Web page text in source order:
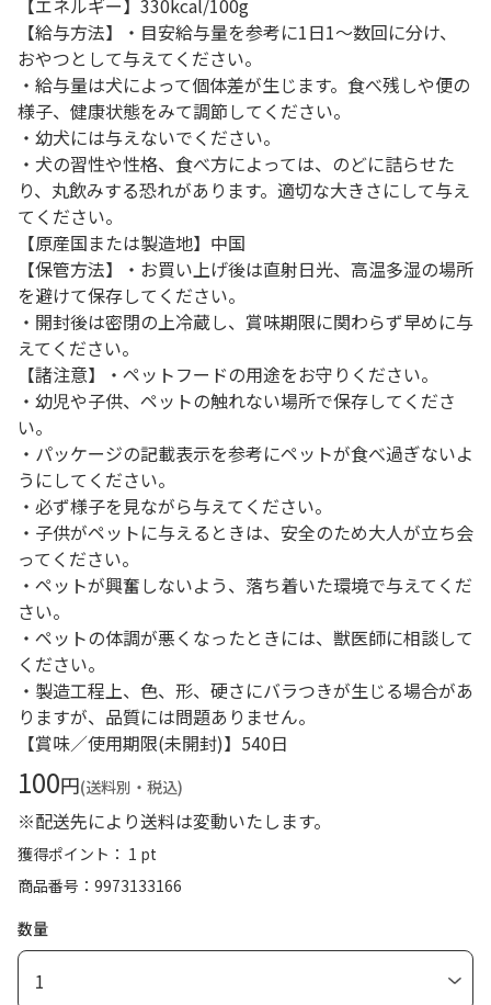
【エネルギー】330kcal/100g
【給与方法】・目安給与量を参考に1日1～数回に分け、
おやつとして与えてください。
・給与量は犬によって個体差が生じます。食べ残しや便の
様子、健康状態をみて調節してください。
・幼犬には与えないでください。
・犬の習性や性格、食べ方によっては、のどに詰らせた
り、丸飲みする恐れがあります。適切な大きさにして与え
てください。
【原産国または製造地】中国
【保管方法】・お買い上げ後は直射日光、高温多湿の場所
を避けて保存してください。
・開封後は密閉の上冷蔵し、賞味期限に関わらず早めに与
えてください。
【諸注意】・ペットフードの用途をお守りください。
・幼児や子供、ペットの触れない場所で保存してくださ
い。
・パッケージの記載表示を参考にペットが食べ過ぎないよ
うにしてください。
・必ず様子を見ながら与えてください。
・子供がペットに与えるときは、安全のため大人が立ち会
ってください。
・ペットが興奮しないよう、落ち着いた環境で与えてくだ
さい。
・ペットの体調が悪くなったときには、獣医師に相談して
ください。
・製造工程上、色、形、硬さにバラつきが生じる場合があ
りますが、品質には問題ありません。
【賞味／使用期限(未開封)】540日
100円(送料別・税込)
※配送先により送料は変動いたします。
獲得ポイント： 1 pt
商品番号
9973133166
数量
1